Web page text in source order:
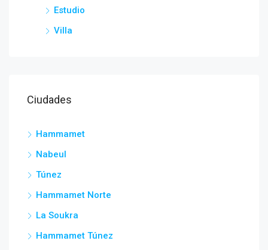
Estudio
Villa
Ciudades
Hammamet
Nabeul
Túnez
Hammamet Norte
La Soukra
Hammamet Túnez